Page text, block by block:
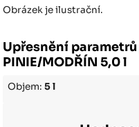
Obrázek je ilustrační.
Upřesnění
PINIE/MODŘÍN 5,0 l
Objem:5 l